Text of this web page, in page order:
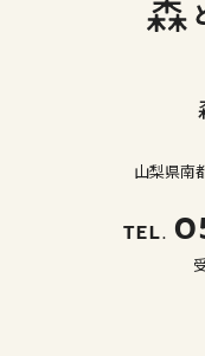
山梨県南
TEL.